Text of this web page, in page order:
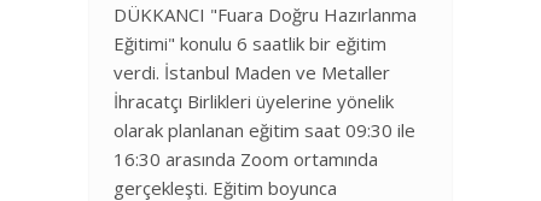
DÜKKANCI "Fuara Doğru Hazırlanma
Eğitimi" konulu 6 saatlik bir eğitim
verdi. İstanbul Maden ve Metaller
İhracatçı Birlikleri üyelerine yönelik
olarak planlanan eğitim saat 09:30 ile
16:30 arasında Zoom ortamında
gerçekleşti. Eğitim boyunca